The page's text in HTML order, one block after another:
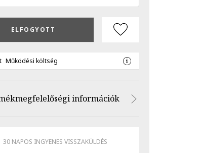
ELFOGYOTT
Működési költség
információk
30 NAPOS INGYENES VISSZAKÜLDÉS